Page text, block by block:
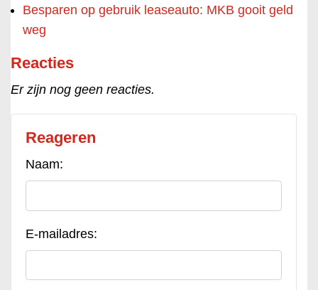
Besparen op gebruik leaseauto: MKB gooit geld
weg
Reacties
Er zijn nog geen reacties.
Reageren
Naam:
E-mailadres: